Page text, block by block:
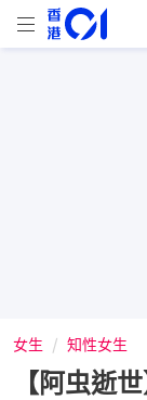
女生 知性女生
【阿虫逝